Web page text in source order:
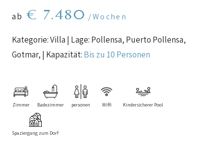
ab € 7.480 /Wochen
Kategorie: Villa | Lage: Pollensa, Puerto Pollensa,
Gotmar, | Kapazität: Bis zu 10 Personen
Zimmer Badezimmer personen Wiffi Kindersicherer Pool
Spaziergang zum Dorf